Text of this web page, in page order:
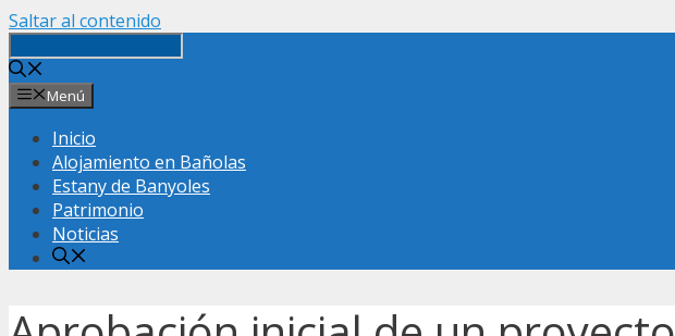
Saltar al contenido
Menú
Inicio
Alojamiento en Bañolas
Estany de Banyoles
Patrimonio
Noticias